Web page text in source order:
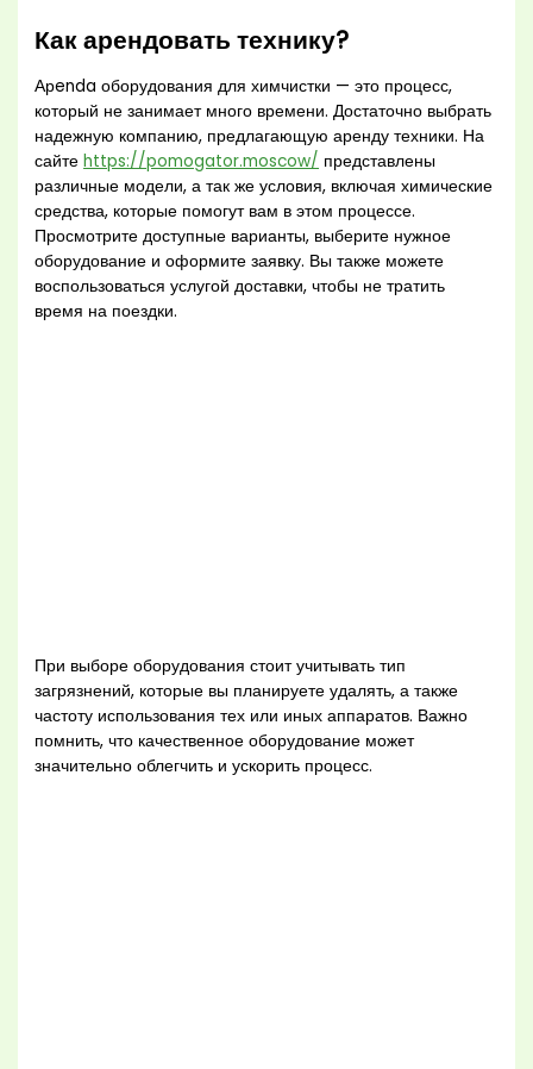
Как арендовать технику?
Арenda оборудования для химчистки — это процесс,
который не занимает много времени. Достаточно выбрать
надежную компанию, предлагающую аренду техники. На
сайтеhttps://pomogator.moscow/ представлены
различные модели, а так же условия, включая химические
средства, которые помогут вам в этом процессе.
Просмотрите доступные варианты, выберите нужное
оборудование и оформите заявку. Вы также можете
воспользоваться услугой доставки, чтобы не тратить
время на поездки.
При выборе оборудования стоит учитывать тип
загрязнений, которые вы планируете удалять, а также
частоту использования тех или иных аппаратов. Важно
помнить, что качественное оборудование может
значительно облегчить и ускорить процесс.